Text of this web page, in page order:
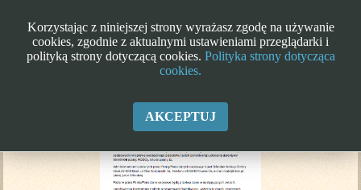
Klauzula informacyjna RODO
Korzystając z niniejszej strony wyrażasz zgodę na używanie
cookies, zgodnie z aktualnymi ustawieniami przeglądarki i
polityką strony dotyczącą cookies. Polityka strony dotycząca
cookies.
AKCEPTUJ